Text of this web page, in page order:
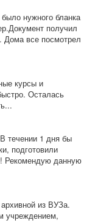
нужного бланка
получил
Дома все посмотрел
курсы и
Осталась
течении 1 дня бы
подготовили
Рекомендую данную
из ВУЗа.
учреждением,